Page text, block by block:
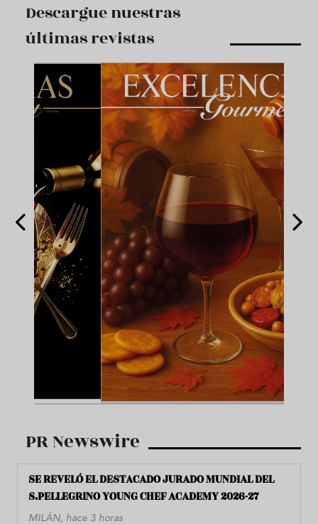
Descargue nuestras
últimas revistas
PR Newswire
SE REVELÓ EL DESTACADO JURADO MUNDIAL DEL
S.PELLEGRINO YOUNG CHEF ACADEMY 2026-27
MILÁN, hace 3 horas